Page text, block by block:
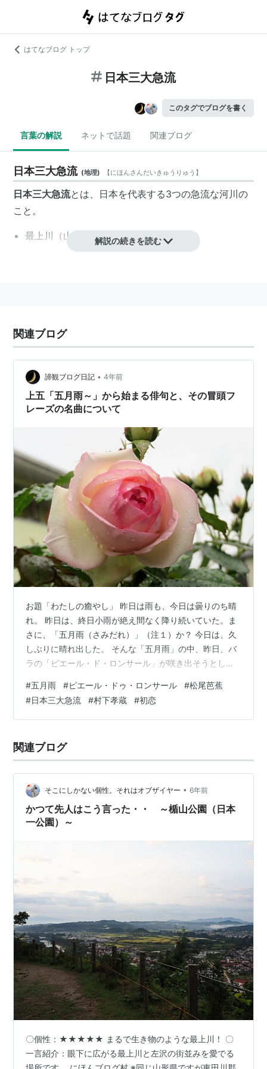
はてなブログ トップ
日本三大急流
このタグでブログを書く
言葉の解説 ネットで話題 関連ブログ
日本三大急流 (地理) 【にほんさんだいきゅうりゅう 】
日本三大急流とは、日本を代表する3つの急流な河川の
こと。
最上川（山形県）
富士川（長野県・山梨県・静岡県）
含められておらず、日本三大急流はあくまでも「日本を
代表する」急流である。
解説の続きを読む
関連ブログ
諦観ブログ日記 • 4年前
上五「五月雨～」から始まる俳句と、その冒頭フ
レーズの名曲について
お題「わたしの癒やし」 昨日は雨も、今日は曇りのち晴
れ。 昨日は、終日小雨が絶え間なく降り続いていた。ま
さに、「五月雨（さみだれ）」（注１）か？ 今日は、久
しぶりに晴れ出した。 そんな「五月雨」の中、昨日、バ
ラの「ピエール・ド・ロンサール」が咲き出そうとして
朝の様子は次の写真（１枚）のとおりである。 （ピンク
色の豪華な大輪のバラである。淡いピンク色は初恋を想
起させようか。しかし、芳香はほとんどない。） 「五月
月雨を 集めて涼し 隅田川」があったような？(*'ω'*) いや
違った「長良川（岐阜…
#五月雨 #ピエール・ドゥ・ロンサール #松尾芭蕉
#日本三大急流 #村下孝蔵 #初恋
関連ブログ
そこにしかない個性。それはオブザイヤー • 6年前
かつて先人はこう言った・・ ～楯山公園（日本
一公園）～
〇個性：★★★★★ まるで生き物のような最上川！ 〇
一言紹介：眼下に広がる最上川と左沢の街並みを愛でる